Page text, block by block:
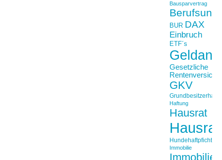
Bausparvertrag
BUR DAX
Einbruch
ETF´s
Gesetzliche
GKV
Haftung
Hausrat
Hundehaftpficht
Immobilie